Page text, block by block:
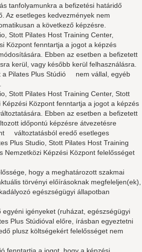
tanfolyamunkra a befizetési határidő
Az esetleges kedvezmények nem
a következő képzésre.
Stott Pilates Host Training Center,
Központ fenntartja a jogot a képzés
Ebben az esetben a befizetett
kerül, vagy később kerül felhasználásra.
a Pilates Plus Stúdió nem vállal, egyéb
Stott Pilates Host Training Center, Stott
Képzési Központ fenntartja a jogot a képzés
Ebben az esetben a befizetett
időpontú képzésre átvezetésre
változtatásból eredő esetleges
Plus Studio, Stott Pilates Host Training
Nemzetközi Képzési Központ felelősséget
hogy a meghatározott szakmai
törvényi előírásoknak megfeleljen(ek),
egészségügyi állapotban
egyéni igényeket (ruházat, egészségügyi
Plus Stúdióval előre, írásban egyeztetni
plusz költségekért felelősséget nem
fenntartja a jogot, hogy a képzési